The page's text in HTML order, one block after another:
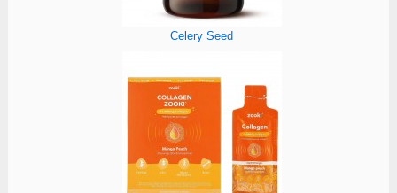
Celery Seed